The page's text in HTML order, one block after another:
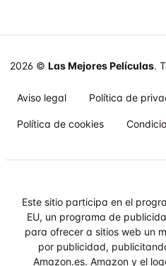
2026 © Las Mejores Películas.
Aviso legal Política de
Política de cookies
Este sitio participa en el
EU, un programa de
para ofrecer a sitios web un
por publicidad,
Amazon.es. Amazon y el